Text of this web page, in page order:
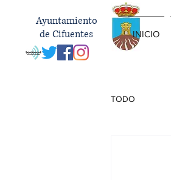
Ayuntamiento
de Cifuentes
INICIO
TODO